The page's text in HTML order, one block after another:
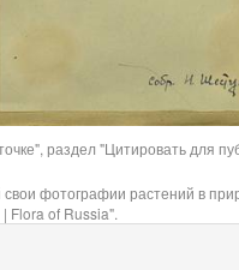
раздел "Цитировать для
фотографии растений в
Flora of Russia".